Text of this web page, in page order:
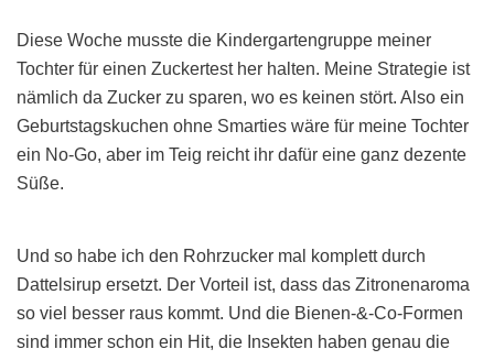
Diese Woche musste die Kindergartengruppe meiner
Tochter für einen Zuckertest her halten. Meine Strategie ist
nämlich da Zucker zu sparen, wo es keinen stört. Also ein
Geburtstagskuchen ohne Smarties wäre für meine Tochter
ein No-Go, aber im Teig reicht ihr dafür eine ganz dezente
Süße.
Und so habe ich den Rohrzucker mal komplett durch
Dattelsirup ersetzt. Der Vorteil ist, dass das Zitronenaroma
so viel besser raus kommt. Und die Bienen-&-Co-Formen
sind immer schon ein Hit, die Insekten haben genau die